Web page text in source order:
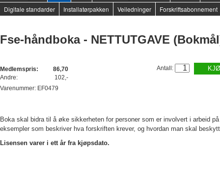
Digitale standarder
Installatørpakken Veiledninger Forskriftsabonnement
Fse-håndboka - NETTUTGAVE
Medlemspris:
86,70
Andre:
102,-
Antall:
Varenummer: EF0479
Boka skal bidra til å øke sikkerheten for personer som er involvert i arbeid
eksempler som beskriver hva forskriften krever, og hvordan man skal
Lisensen varer i ett år fra kjøpsdato.